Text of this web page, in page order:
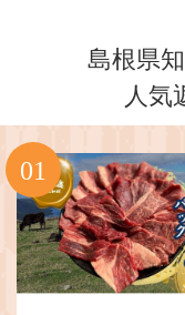
島根県
人気